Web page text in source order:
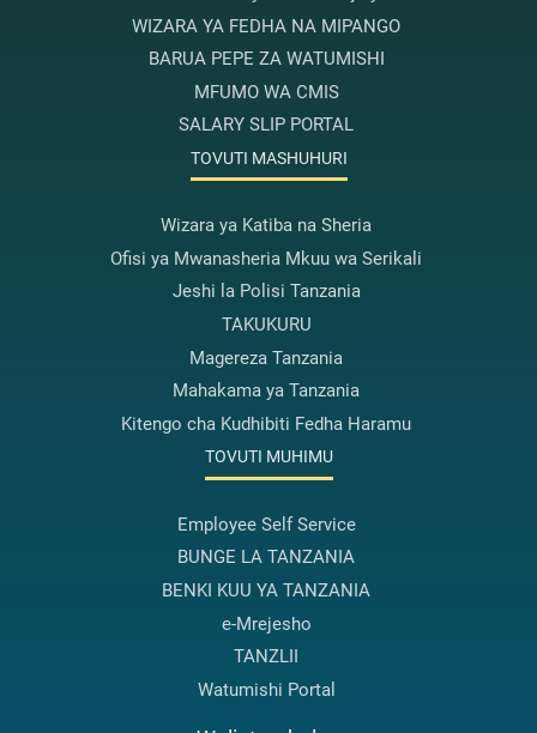
WIZARA YA FEDHA NA MIPANGO
BARUA PEPE ZA WATUMISHI
MFUMO WA CMIS
SALARY SLIP PORTAL
TOVUTI MASHUHURI
Wizara ya Katiba na Sheria
Ofisi ya Mwanasheria Mkuu wa Serikali
Jeshi la Polisi Tanzania
TAKUKURU
Magereza Tanzania
Mahakama ya Tanzania
Kitengo cha Kudhibiti Fedha Haramu
TOVUTI MUHIMU
Employee Self Service
BUNGE LA TANZANIA
BENKI KUU YA TANZANIA
e-Mrejesho
TANZLII
Watumishi Portal